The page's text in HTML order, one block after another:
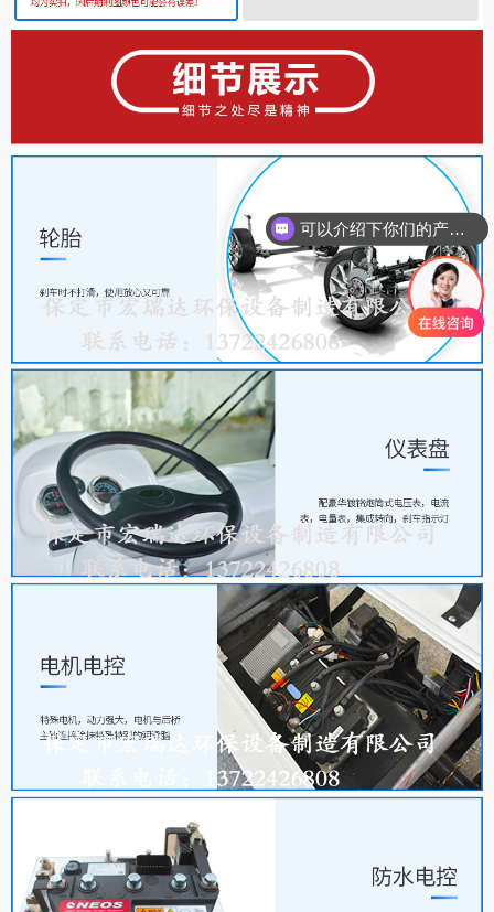
可以介绍下你们的产品么